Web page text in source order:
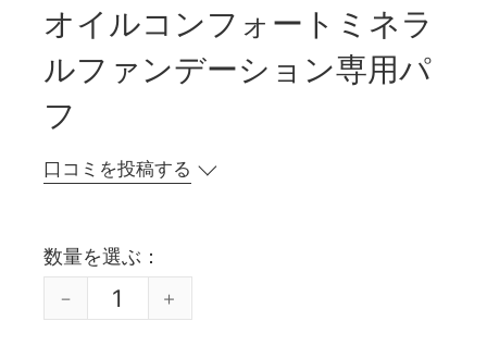
オイルコンフォートミネラ
ルファンデーション専用パ
フ
口コミを投稿する
数量を選ぶ